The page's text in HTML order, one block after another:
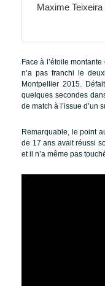
Maxime
Face à l’étoile
n’a pas franchi le
Montpellier 2015.
quelques secondes
de match à l’issue d’un
Remarquable, le point
de 17 ans avait réussi
et il n’a même pas